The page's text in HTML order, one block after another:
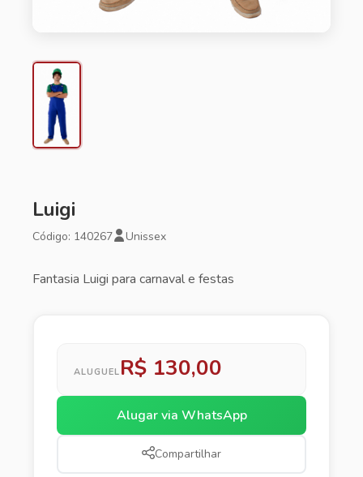
Luigi
Código: 140267 Unissex
Fantasia Luigi para carnaval e festas
ALUGUEL R$ 130,00
Alugar via WhatsApp
Compartilhar